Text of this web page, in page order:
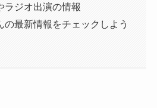
ラジオ出演の情報
の最新情報をチェックしよう